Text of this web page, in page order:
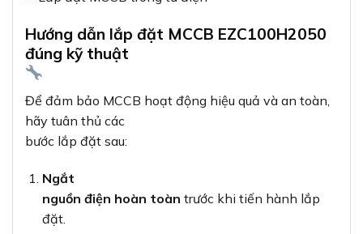
Hướng dẫn lắp đặt MCCB EZC100H2050
đúng kỹ thuật
Để đảm bảo MCCB hoạt động hiệu quả và an toàn,
hãy tuân thủ các
bước lắp đặt sau:
Ngắt
nguồn điện hoàn toàn trước khi tiến hành lắp
đặt.